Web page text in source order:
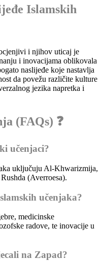
Islamskih
i njihov uticaj je
i inovacijama oblikovala
naslijeđe koje nastavlja
da povežu različite kulture
jezika napretka i
(FAQs) ❓
učenjaci?
uključuju Al-Khwarizmija,
(Averroesa).
učenjaka?
medicinske
radove, te inovacije u
na Zapad?